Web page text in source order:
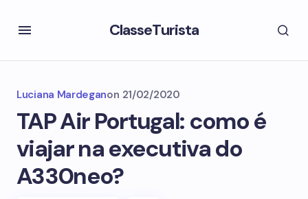
ClasseTurista
Luciana Mardeganon 21/02/2020
TAP Air Portugal: como é
viajar na executiva do
A330neo?